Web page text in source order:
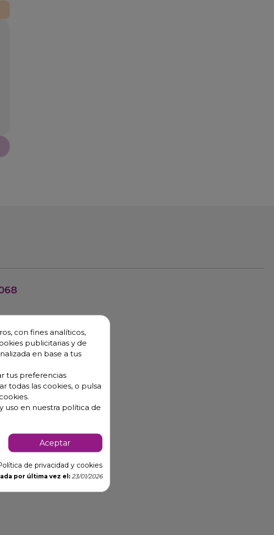
con fines analíticos,
publicitarias y de
en base a tus
tus preferencias
todas las cookies, o pulsa
uso en nuestra política de
Aceptar
de privacidad y cookies
por última vez el:23/01/2026